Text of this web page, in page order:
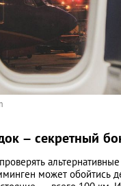
– секретный
может обойтись